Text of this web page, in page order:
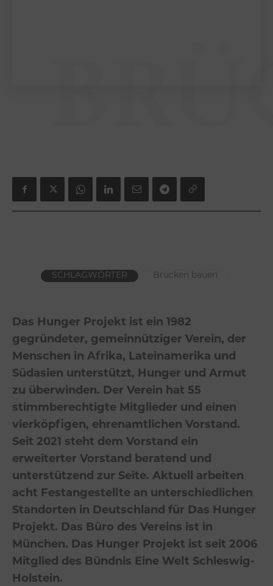
SCHLAGWÖRTER Brücken bauen
Das Hunger Projekt ist ein 1982
gegründeter, gemeinnütziger Verein, der
Menschen in Afrika, Lateinamerika und
Südasien unterstützt, Hunger und Armut
zu überwinden. Der Verein hat 55
stimmberechtigte Mitglieder und einen
vierköpfigen, ehrenamtlichen Vorstand.
Seit 2021 steht dem Vorstand ein
erweiterter Vorstand beratend und
unterstützend zur Seite. Aktuell arbeiten
acht Festangestellte an unterschiedlichen
Standorten in Deutschland für Das Hunger
Projekt. Das Büro des Vereins ist in
München. Das Hunger Projekt ist seit 2006
Mitglied des Bündnis Eine Welt Schleswig-
Holstein.